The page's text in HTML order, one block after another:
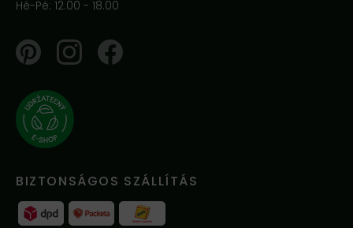
Hé-Pé: 12.00 - 18.00
PinterestInstagramFacebook
BIZTONSÁGOS SZÁLLÍTÁS